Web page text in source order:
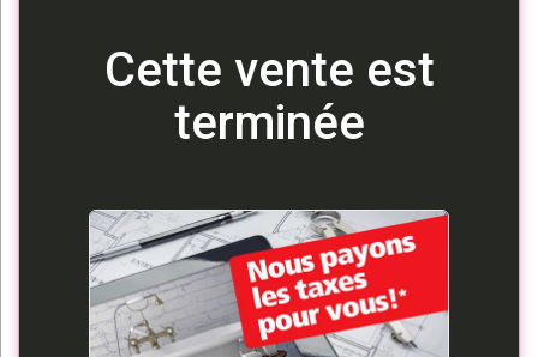
Cette vente est
terminée